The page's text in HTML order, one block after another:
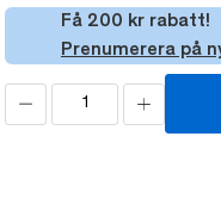
Få 200 kr rabatt!
Prenumerera på